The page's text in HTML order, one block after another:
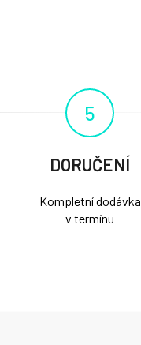
5
DORUČENÍ
Kompletní dodávka
v termínu